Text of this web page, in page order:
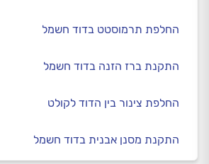
החלפת תרמוסטט בדוד חשמל
התקנת ברז הזנה בדוד חשמל
החלפת צינור בין הדוד לקולט
התקנת מסנן אבנית בדוד חשמל